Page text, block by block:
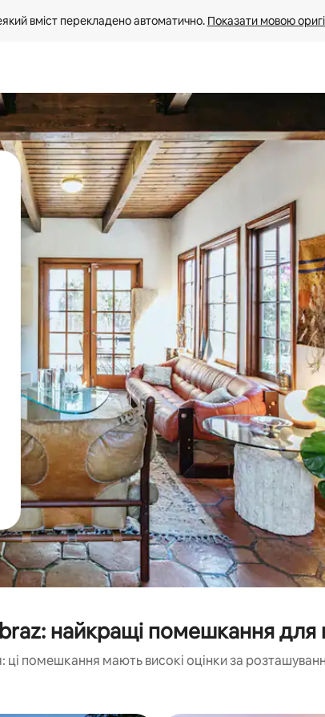
вміст перекладено автоматично. Показати мовою
сторінкою клавіші зі стрілками вгору та вниз або
найкращі помешкання для
ці помешкання мають високі оцінки за